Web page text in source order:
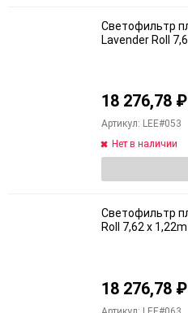
Светофильтр
Lavender Roll
18 276,78 ₽
Артикул: LEE#053
Нет в наличии
Светофильтр
Roll 7,62 x 1,22m
18 276,78 ₽